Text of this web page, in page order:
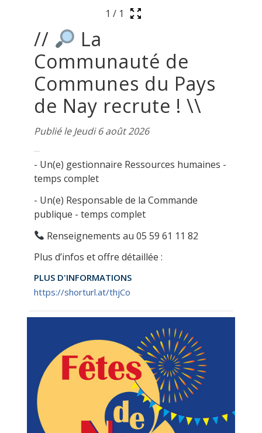
1 / 1
//
La
Communauté de
Communes du Pays
de Nay recrute ! \\
Publié le Jeudi 6 août 2026
- Un(e) gestionnaire Ressources humaines -
temps complet
- Un(e) Responsable de la Commande
publique - temps complet
Renseignements au 05 59 61 11 82
Plus d’infos et offre détaillée :
PLUS D'INFORMATIONS
https://shorturl.at/thjCo